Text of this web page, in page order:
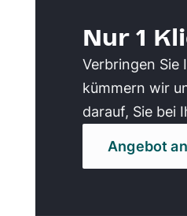
Nur 1
Verbringen Sie
kümmern wir
darauf, Sie bei
Angebot